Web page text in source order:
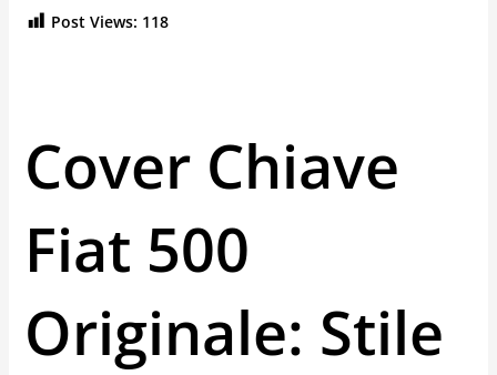
Post Views: 118
Cover Chiave
Fiat 500
Originale: Stile